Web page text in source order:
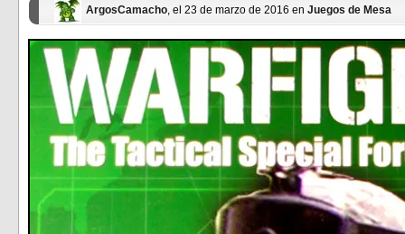
ArgosCamacho , el 23 de marzo de 2016 en Juegos de Mesa